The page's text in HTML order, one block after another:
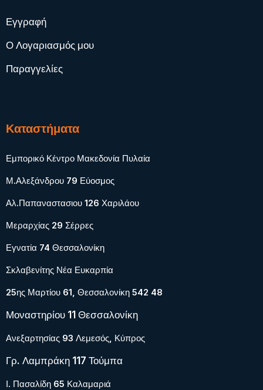
Εγγραφή
Ο Λογαριασμός μου
Παραγγελίες
Καταστήματα
Εμπορικό Κέντρο Μακεδονία Πυλαία
Μ.Αλεξάνδρου 79 Εύοσμος
Αλ.Παπαναστασιου 126 Χαριλάου
Μεραρχίας 29 Σέρρες
Εγνατία 74 Θεσσαλονίκη
Σκλαβενίτης Νέα Ευκαρπία
25ης Μαρτίου 61, Θεσσαλονίκη 542 48
Μοναστηρίου 11 Θεσσαλονίκη
Ανεξαρτησίας 93 Λεμεσός, Κύπρος
Γρ. Λαμπράκη 117 Τούμπα
Ι. Πασαλίδη 65 Καλαμαριά